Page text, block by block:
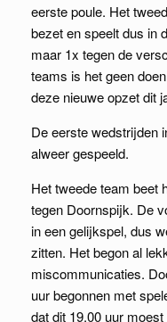
eerste poule. Het
bezet en speelt dus in
maar 1x tegen de
teams is het geen
deze nieuwe opzet dit
De eerste wedstrijden
alweer gespeeld.
Het tweede team beet
tegen Doornspijk. De
in een gelijkspel, dus
zitten. Het begon al
miscommunicaties.
uur begonnen met
dat dit 19.00 uur